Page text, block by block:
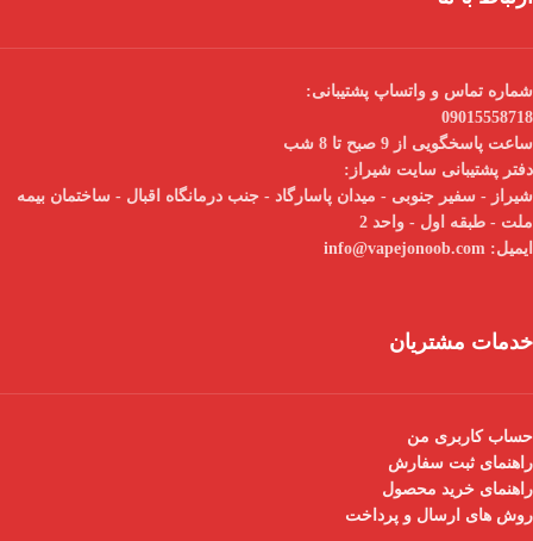
شماره تماس و واتساپ پشتیبانی:
09015558718
ساعت پاسخگویی از 9 صبح تا 8 شب
دفتر پشتیبانی سایت شیراز:
شیراز - سفیر جنوبی - میدان پاسارگاد - جنب درمانگاه اقبال - ساختمان بیمه
ملت - طبقه اول - واحد 2
ایمیل:
خدمات مشتریان
حساب کاربری من
راهنمای ثبت سفارش
راهنمای خرید محصول
روش های ارسال و پرداخت